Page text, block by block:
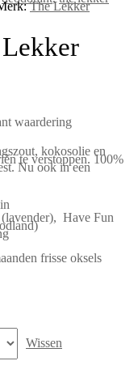
The Lekker
waardering
kokosolie en
te verstoppen. 100%
Nu ook in een
Have Fun
frisse oksels
Wissen